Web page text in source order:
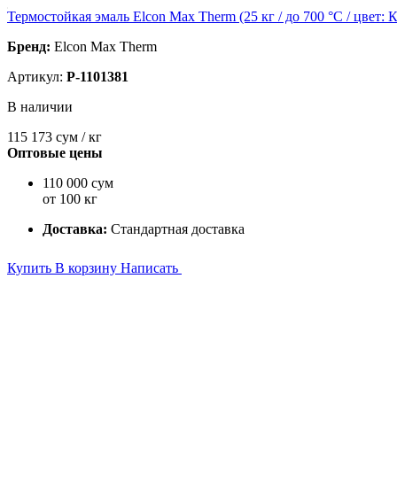
Термостойкая эмаль Elcon Max Therm (25 кг / до 700 °C /
Бренд: Elcon Max Therm
Артикул: P-1101381
В наличии
115 173 сум / кг
Оптовые цены
110 000 сум
от 100 кг
Доставка: Стандартная доставка
Купить В корзину Написать